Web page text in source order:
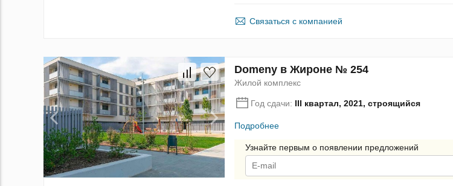
Связаться с компанией
Domeny в Жироне № 254
Жилой комплекс
Год сдачи: III квартал, 2021, строящийся
Подробнее
Узнайте первым о появлении предложений